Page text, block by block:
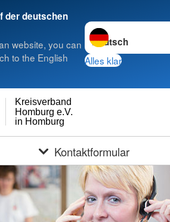
der deutschen
website, you can
to the English
Sprache wechseln
Alles klar
in Homburg
Homburg e.V.
Kreisverband
Kontaktformular